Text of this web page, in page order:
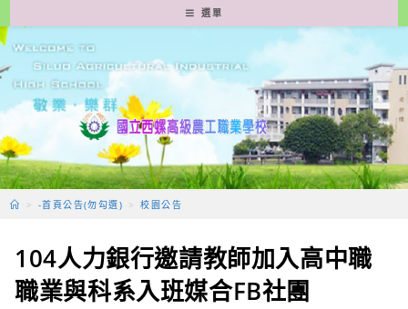
轉
至
要
容
選單
> -首頁公告(勿勾選) > 校園公告
104人力銀行邀請教師加入高中職
職業與科系入班媒合FB社團